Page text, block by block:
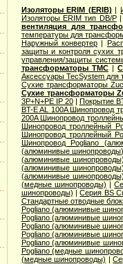
Изоляторы ERIM (ERIB) |
Изоляторы ERIM тип DB/P
вентиляция для
температуры для
Наружный конвертер |
защиты и контроля сухих
управления/защиты
трансформаторы TMC|
Аксессуары TecSystem для
Сухие трансформаторы
Сухие трансформаторы
3P+N+PE IP 20| Покрытие
BT-E AL 100A Шинопровод
200A Шинопровод
Шинопровод троллейный
Шинопровод троллейный
Шинопровод Pogliano
(алюминивые
(алюминивые
(алюминивые
(алюминивые
(медные шинопроводы) |
шинопроводы) |Серия ВS
Стандартные отводные
Pogliano (алюминивые
Pogliano (алюминивые
Pogliano (алюминивые
Pogliano (алюминивые
Pogliano (алюминивые
Pogliano (медные
(медные шинопроводы) |